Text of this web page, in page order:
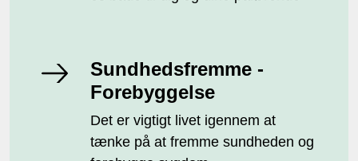
Sundhedsfremme -
Forebyggelse
Det er vigtigt livet igennem at
tænke på at fremme sundheden og